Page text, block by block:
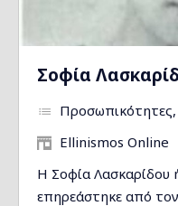
Σοφία
Προσωπικότητες
Ellinismos Online
Η Σοφία
επηρεάστηκε από